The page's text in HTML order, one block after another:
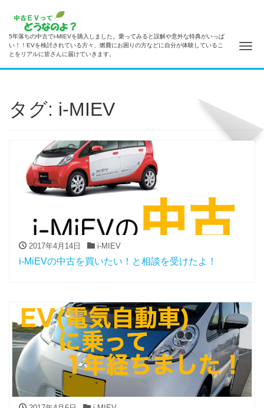
5年落ちの中古でi-MIEVを購入しました。乗ってみると誤解や意外な特典がいっぱ
い！！EVを検討されている方々、燃費にお困りの方などに自分が体験しているこ
とをリアルに皆さんに届けていきます。
ナ
タグ: i-MIEV
2017年4月14日 i-MIEV
i-MiEVの中古を買いたい！と相談を受けたよ！